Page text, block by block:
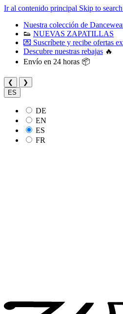
Ir al contenido principal Skip to search
Nuestra colección de
👟 NUEVAS ZAPATILLAS
💌 Suscríbete y recibe ofertas
Descubre nuestras rebajas 🔥
Envío en 24 horas 📦
❮
❯
ES
DE
EN
ES
FR